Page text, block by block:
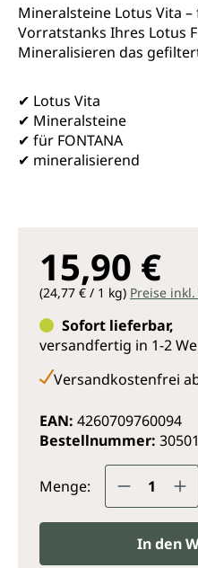
Mineralsteine Lotus Vita
Vorratstanks Ihres Lotus
Mineralisieren das
✔ Lotus Vita
✔ Mineralsteine
✔ für FONTANA
✔ mineralisierend
15,90 €
(24,77 € / 1 kg) Preise
Sofort lieferbar,
versandfertig in 1-2
Versandkostenfrei
EAN: 4260709760094
Bestellnummer: 30501
Menge: Produkt
In den